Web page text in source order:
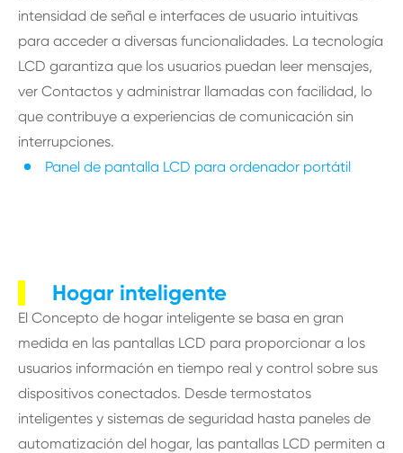
intensidad de señal e interfaces de usuario intuitivas
para acceder a diversas funcionalidades. La tecnología
LCD garantiza que los usuarios puedan leer mensajes,
ver Contactos y administrar llamadas con facilidad, lo
que contribuye a experiencias de comunicación sin
interrupciones.
Panel de pantalla LCD para ordenador portátil
Hogar inteligente
El Concepto de hogar inteligente se basa en gran
medida en las pantallas LCD para proporcionar a los
usuarios información en tiempo real y control sobre sus
dispositivos conectados. Desde termostatos
inteligentes y sistemas de seguridad hasta paneles de
automatización del hogar, las pantallas LCD permiten a